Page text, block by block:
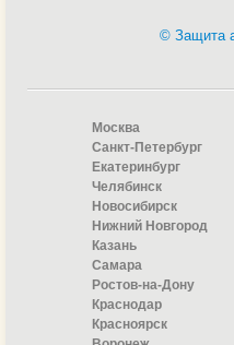
© Защита
Москва
Санкт-Петербург
Екатеринбург
Челябинск
Новосибирск
Нижний Новгород
Казань
Самара
Ростов-на-Дону
Краснодар
Красноярск